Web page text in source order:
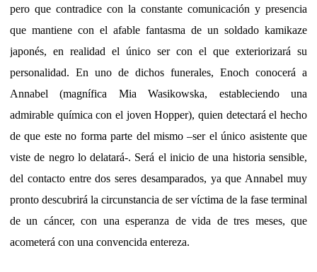
pero que contradice con la constante comunicación y presencia
que mantiene con el afable fantasma de un soldado kamikaze
japonés, en realidad el único ser con el que exteriorizará su
personalidad. En uno de dichos funerales, Enoch conocerá a
Annabel (magnífica Mia Wasikowska, estableciendo una
admirable química con el joven Hopper), quien detectará el hecho
de que este no forma parte del mismo –ser el único asistente que
viste de negro lo delatará-. Será el inicio de una historia sensible,
del contacto entre dos seres desamparados, ya que Annabel muy
pronto descubrirá la circunstancia de ser víctima de la fase terminal
de un cáncer, con una esperanza de vida de tres meses, que
acometerá con una convencida entereza.